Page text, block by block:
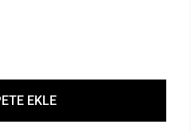
EKLE